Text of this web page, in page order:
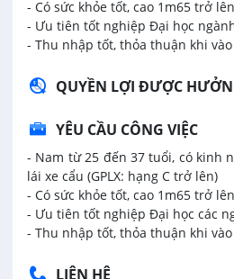
- Có sức khỏe tốt, cao 1m65 trở lên
- Ưu tiên tốt nghiệp Đại học
- Thu nhập tốt, thỏa thuận khi
QUYỀN LỢI ĐƯỢC
YÊU CẦU CÔNG VIỆC
- Nam từ 25 đến 37 tuổi, có kinh
lái xe cẩu (GPLX: hạng C trở lên)
- Có sức khỏe tốt, cao 1m65 trở lên
- Ưu tiên tốt nghiệp Đại học các
- Thu nhập tốt, thỏa thuận khi
LIÊN HỆ